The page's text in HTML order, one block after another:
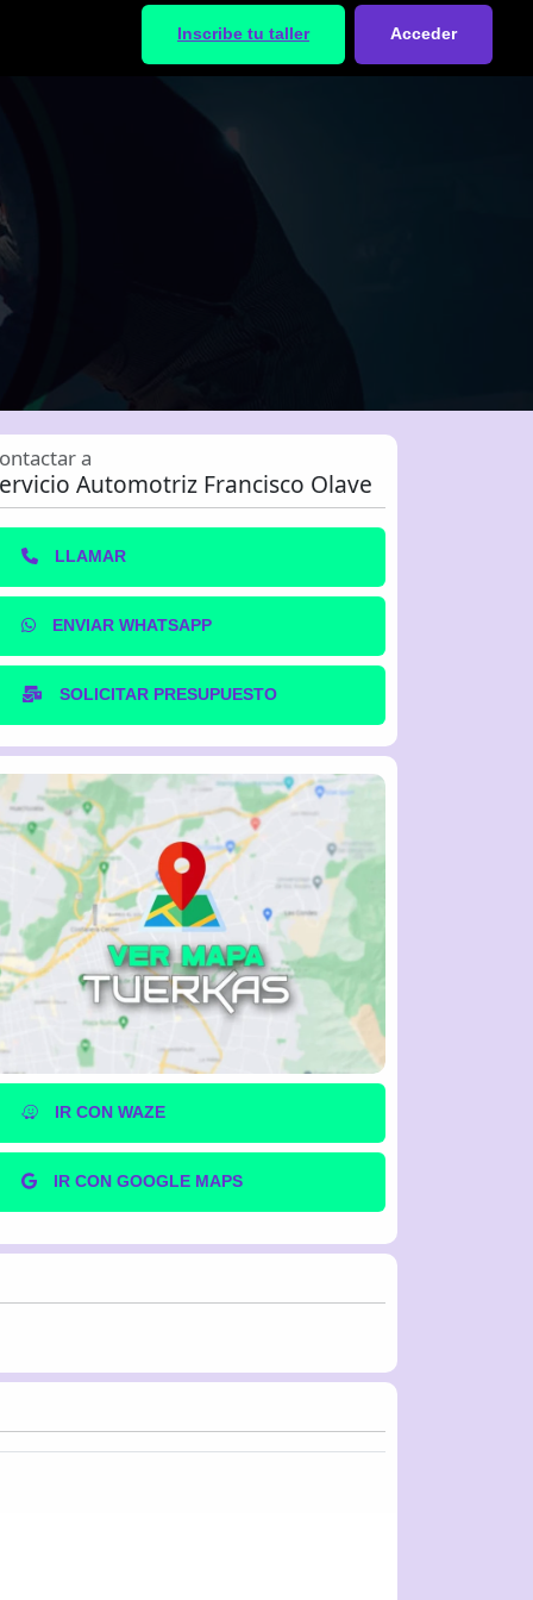
Inscribe tu taller Acceder
Suzuki
a
Automotriz Francisco Olave
LLAMAR
ENVIAR WHATSAPP
SOLICITAR PRESUPUESTO
IR CON WAZE
IR CON GOOGLE MAPS